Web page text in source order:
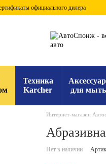
официального дилера
Техника
Karcher
для
Интернет-магазин
Нет в наличии